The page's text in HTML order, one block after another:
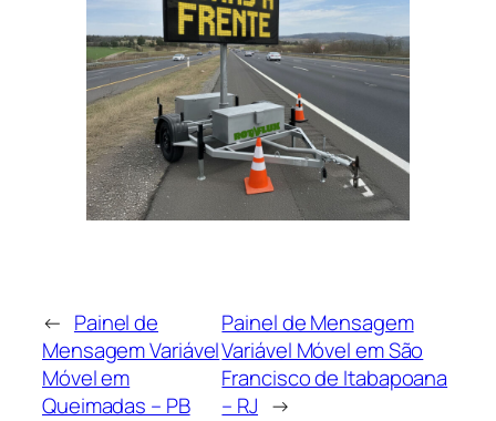
← Painel de
Mensagem Variável
Móvel em
Queimadas – PB
Painel de Mensagem
Variável Móvel em São
Francisco de Itabapoana
– RJ →